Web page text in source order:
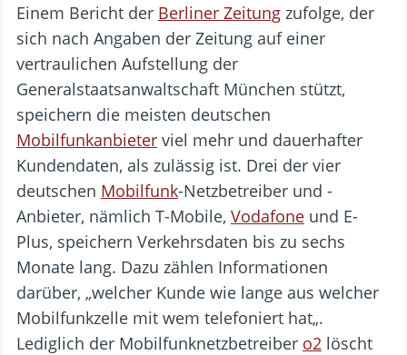
Einem Bericht der Berliner Zeitung zufolge, der
sich nach Angaben der Zeitung auf einer
vertraulichen Aufstellung der
Generalstaatsanwaltschaft München stützt,
speichern die meisten deutschen
Mobilfunkanbieter viel mehr und dauerhafter
Kundendaten, als zulässig ist. Drei der vier
deutschen Mobilfunk-Netzbetreiber und -
Anbieter, nämlich T-Mobile, Vodafone und E-
Plus, speichern Verkehrsdaten bis zu sechs
Monate lang. Dazu zählen Informationen
darüber, „welcher Kunde wie lange aus welcher
Mobilfunkzelle mit wem telefoniert hat„.
Lediglich der Mobilfunknetzbetreiber o2 löscht